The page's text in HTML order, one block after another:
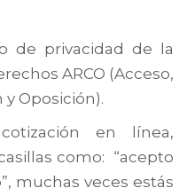
de privacidad de la
ARCO (Acceso,
y Oposición).
en línea,
como: “acepto
muchas veces estás